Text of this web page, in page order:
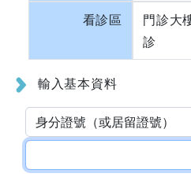
看診區
門診大
診
輸入基本資料